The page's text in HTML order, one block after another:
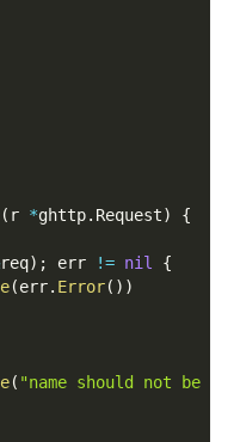
( r *ghttp. Request)
{
req) ; err != nil
{
(err. Error( ) )
( "name should not be